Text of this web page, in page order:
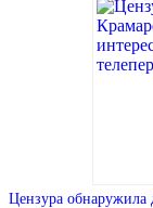
Цензура обнаружила